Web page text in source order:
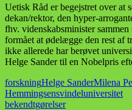
Uetisk Råd er begejstret over at
dekan/rektor, den hyper-
fhv. videnskabsminister
formået at ødelægge den rest af
ikke allerede har berøvet
Helge Sander til en Nobelpris
forskningHelge SanderMilena
Hemmingsensvindeluniversitet
bekendtgørelser